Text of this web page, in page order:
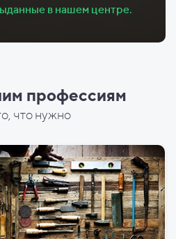
в нашем центре.
профессиям
что нужно